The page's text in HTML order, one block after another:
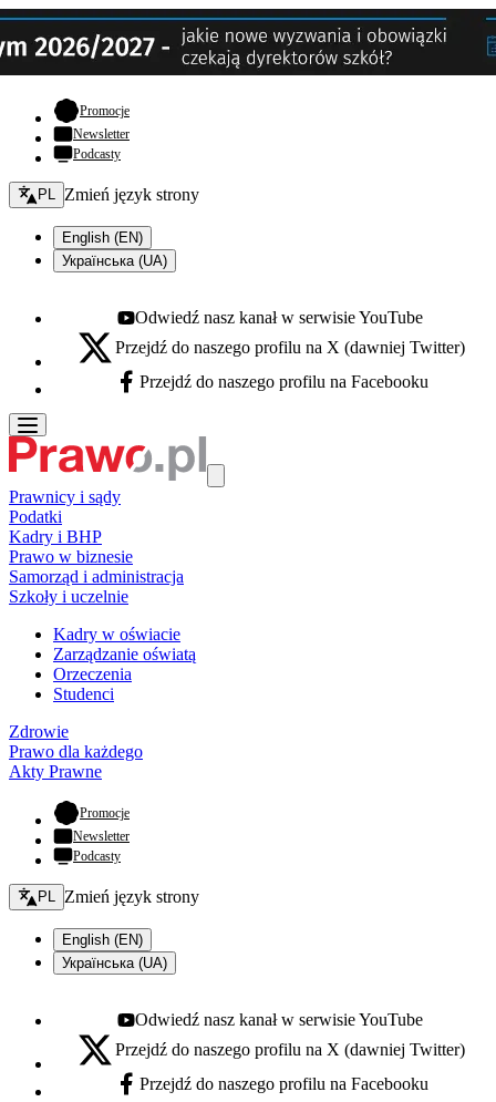
Promocje- otwiera się w nowej karcie
Newsletter
Podcasty
Zmień język - bieżący:
PL Zmień język strony
English (EN)
Українська (UA)
Youtube - otwiera się w nowej karcie
Odwiedź nasz kanał w serwisie YouTube
X - otwiera się w nowej karcie
Przejdź do naszego profilu na X (dawniej Twitter)
Facebook - otwiera się w nowej karcie
Przejdź do naszego profilu na Facebooku
Prawnicy i sądy
Podatki
Kadry i BHP
Prawo w biznesie
Samorząd i administracja
Szkoły i uczelnie
Kadry w oświacie
Zarządzanie oświatą
Orzeczenia
Studenci
Zdrowie
Prawo dla każdego
Akty Prawne
Promocje- otwiera się w nowej karcie
Newsletter
Podcasty
Zmień język - bieżący:
PL Zmień język strony
English (EN)
Українська (UA)
Youtube - otwiera się w nowej karcie
Odwiedź nasz kanał w serwisie YouTube
X - otwiera się w nowej karcie
Przejdź do naszego profilu na X (dawniej Twitter)
Facebook - otwiera się w nowej karcie
Przejdź do naszego profilu na Facebooku